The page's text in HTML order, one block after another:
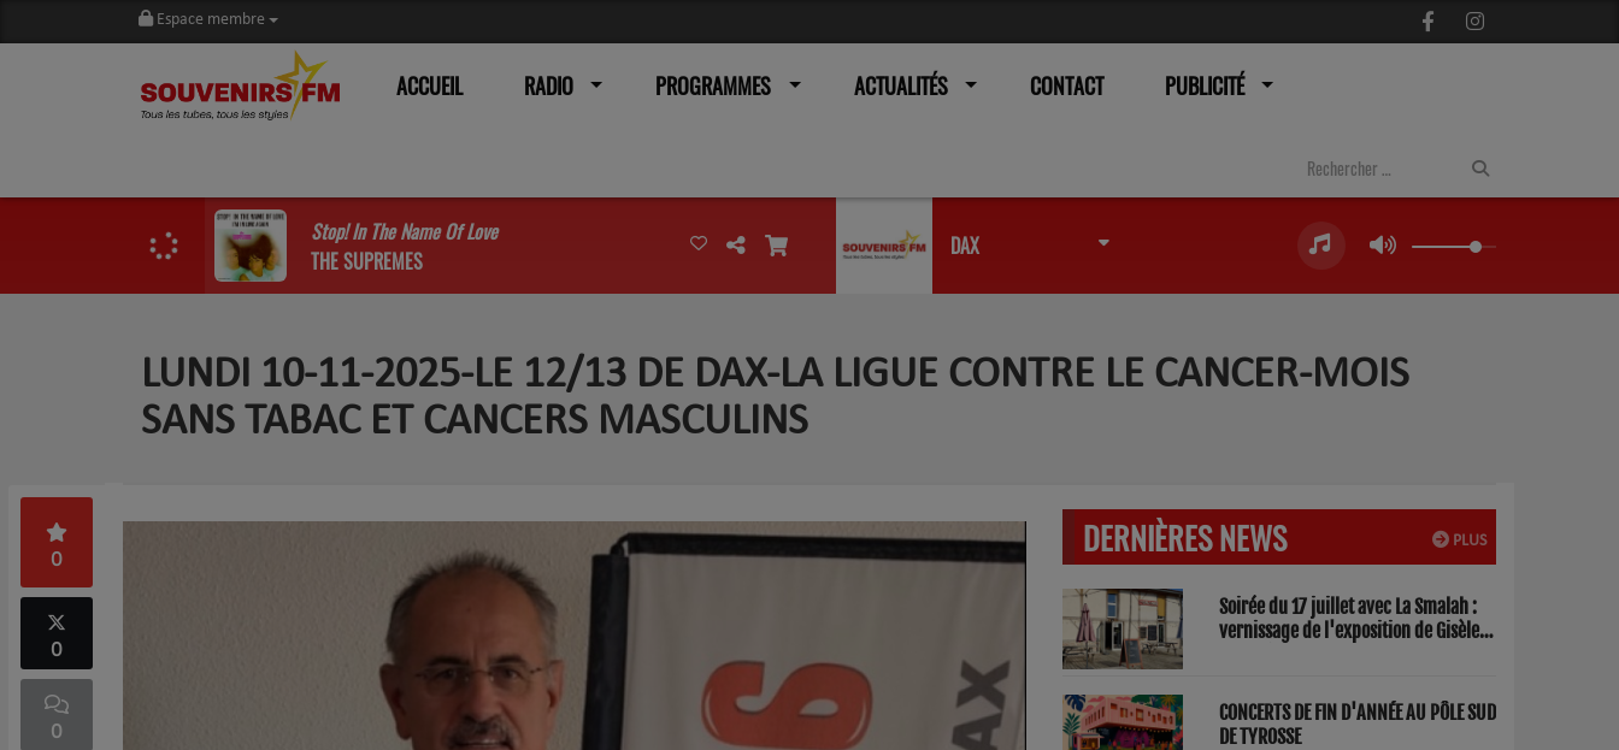
Espace membre
ACCUEIL RADIO PROGRAMMES ACTUALITÉS CONTACT PUBLICITÉ
Stop! In The Name Of Love
THE SUPREMES
DAX
LUNDI 10-11-2025-LE 12/13 DE DAX-LA LIGUE CONTRE LE CANCER-MOIS
SANS TABAC ET CANCERS MASCULINS
0
0
0
PLUS
DERNIÈRES NEWS
Soirée du 17 juillet avec La Smalah :
vernissage de l'exposition de Gisèle
CONCERTS DE FIN D'ANNÉE AU PÔLE SUD
DE TYROSSE